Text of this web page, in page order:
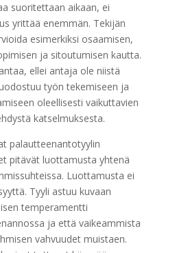
suoritettaan aikaan, ei
yrittää enemmän. Tekijän
esimerkiksi osaamisen,
ja sitoutumisen kautta.
ellei antaja ole niistä
työn tekemiseen ja
oleellisesti vaikuttavien
katselmuksesta.
palautteenantotyylin
pitävät luottamusta yhtenä
Luottamusta ei
Tyyli astuu kuvaan
temperamentti
ja että vaikeammista
vahvuudet muistaen.